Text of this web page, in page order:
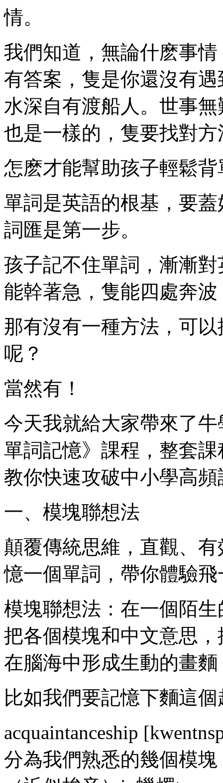
情。
我們知道，無論什麽事
有答案，隻是你還沒有
水深自有渡船人。世事
也是一樣的，隻要找對
怎麽才能幫助孩子輕鬆
單詞是英語的根基，要
詞匯是第一步。
孩子記不住單詞，漸漸
能幹著急，隻能四處奔
那有沒有一種方法，可
呢？
當然有！
今天我就給大家帶來了
單詞記憶》課程，整套
教你快速攻破中小學高
一、模塊聯想法
顛覆傳統思維，直觀、
憶一個單詞，帶你體驗
模塊聯想法：在一個陌
把各個模塊和中文意思
在腦海中形成生動的畫
比如我們要記憶下麵這
acquaintanceship
分為我們熟悉的幾個模塊